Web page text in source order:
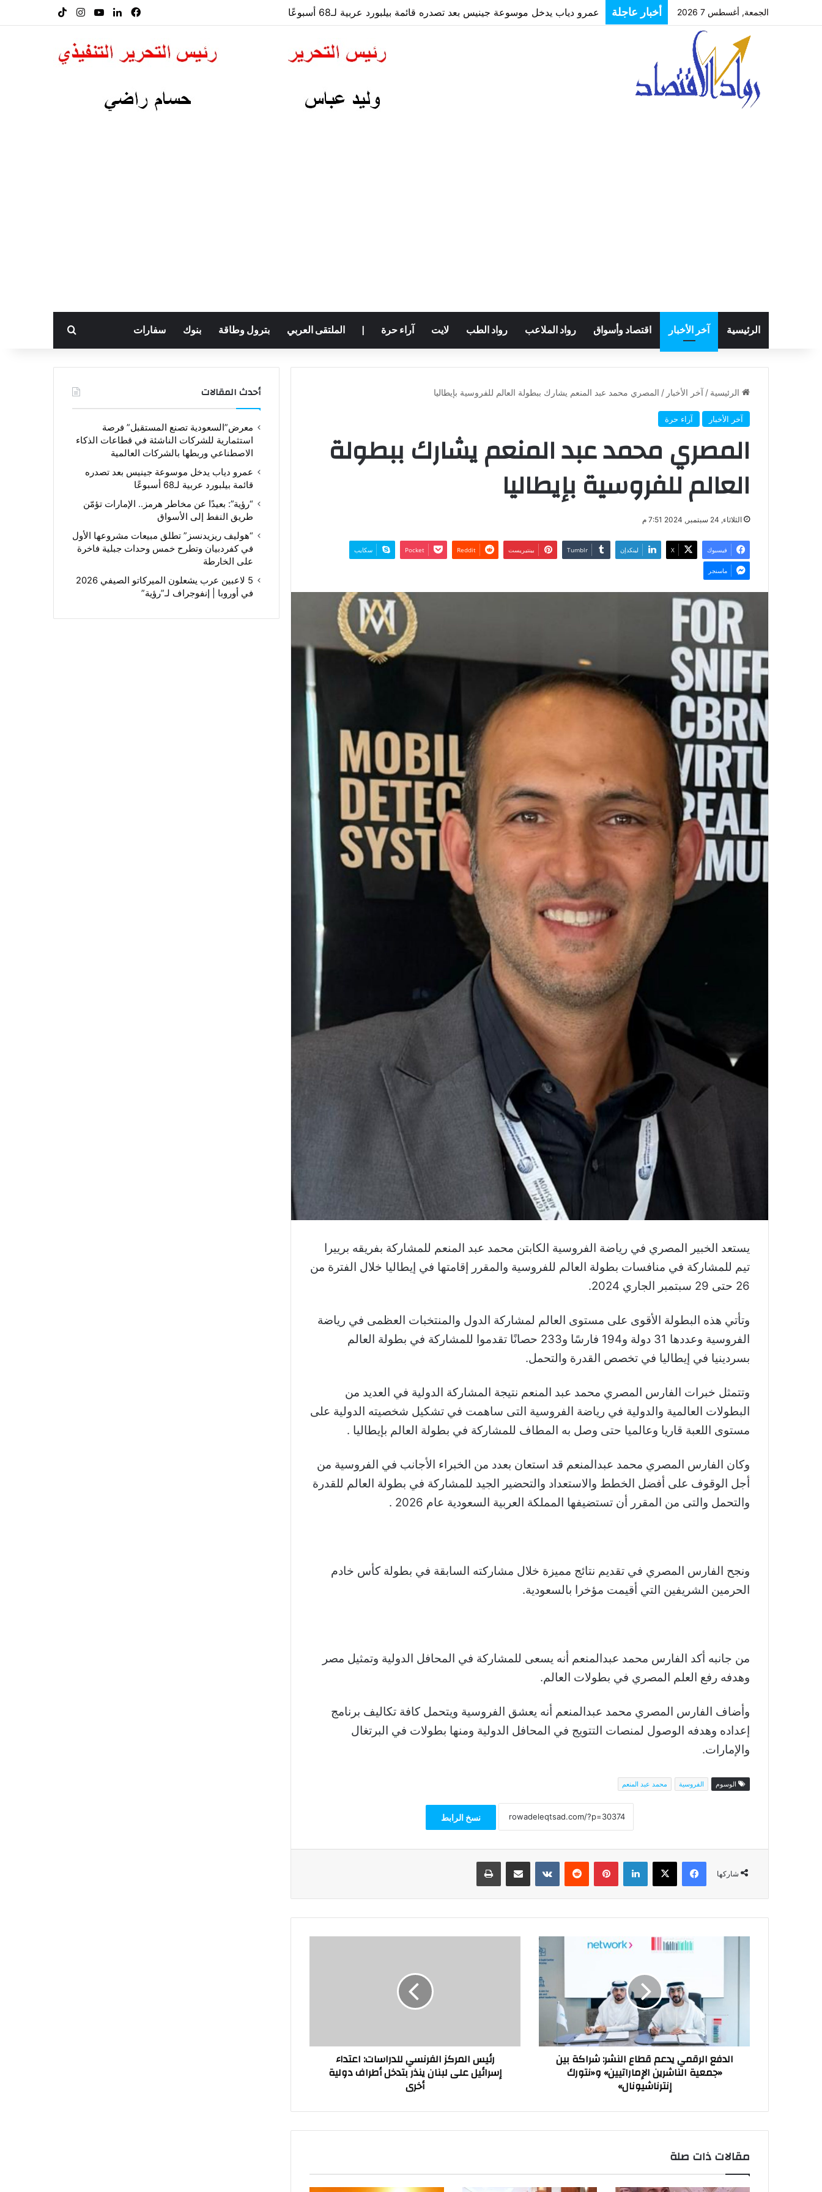
الجمعة, أغسطس 7 2026 أخبار عاجلة
“رؤية”: بعيدًا عن مخاطر هرمز.. الإمارات تؤمّن طريق النفط إلى الأسواق
فيسبوكلينكدإن‫YouTube
انستقرام
الرئيسية آخر الأخبار اقتصاد وأسواق رواد الملاعب رواد الطب لايت آراء حرة الملتقى العربي بترول وطاقة بنوك سفارات بحث عن
الرئيسية / آخر الأخبار / المصري محمد عبد المنعم يشارك ببطولة العالم للفروسية بإيطاليا
آخر الأخبار آراء حرة
المصري محمد عبد المنعم يشارك ببطولة
العالم للفروسية بإيطاليا
الثلاثاء, 24 سبتمبر, 2024 7:51 م
فيسبوك ‫X لينكدإن بينتيريست ‫Pocket سكايب
ماسنجر
يستعد الخبير المصري في رياضة الفروسية الكابتن محمد عبد المنعم للمشاركة بفريقه برييرا
تيم للمشاركة في منافسات بطولة العالم للفروسية والمقرر إقامتها في إيطاليا خلال الفترة من
26 حتى 29 سبتمبر الجاري 2024.
وتأتي هذه البطولة الأقوى على مستوى العالم لمشاركة الدول والمنتخبات العظمى في رياضة
الفروسية وعددها 31 دولة و194 فارسًا و233 حصانًا تقدموا للمشاركة في بطولة العالم
بسردينيا في إيطاليا في تخصص القدرة والتحمل.
وتتمثل خبرات الفارس المصري محمد عبد المنعم نتيجة المشاركة الدولية في العديد من
البطولات العالمية والدولية في رياضة الفروسية التى ساهمت في تشكيل شخصيته الدولية على
مستوى اللعبة قاريا وعالميا حتى وصل به المطاف للمشاركة في بطولة العالم بإيطاليا .
وكان الفارس المصري محمد عبدالمنعم قد استعان بعدد من الخبراء الأجانب في الفروسية من
أجل الوقوف على أفضل الخطط والاستعداد والتحضير الجيد للمشاركة في بطولة العالم للقدرة
والتحمل والتى من المقرر أن تستضيفها المملكة العربية السعودية عام 2026 .
ونجح الفارس المصري في تقديم نتائج مميزة خلال مشاركته السابقة في بطولة كأس خادم
الحرمين الشريفين التي أقيمت مؤخرا بالسعودية.
من جانبه أكد الفارس محمد عبدالمنعم أنه يسعى للمشاركة في المحافل الدولية وتمثيل مصر
وهدفه رفع العلم المصري في بطولات العالم.
وأضاف الفارس المصري محمد عبدالمنعم أنه يعشق الفروسية ويتحمل كافة تكاليف برنامج
إعداده وهدفه الوصول لمنصات التتويج في المحافل الدولية ومنها بطولات في البرتغال
والإمارات.
الوسوم الفروسية محمد عبد المنعم
نسخ الرابط
شاركها
فيسبوك‫X لينكدإن بينتيريست مشاركة عبر البريد طباعة
الناشرين
الإماراتيين»
و«نتورك
الدفع الرقمي يدعم قطاع النشر: شراكة بين
«جمعية الناشرين الإماراتيين» و«نتورك
إنترناشيونال»
ينذر
أطراف
رئيس المركز الفرنسي للدراسات: اعتداء
إسرائيل على لبنان ينذر بتدخل أطراف دولية
أخرى
مقالات ذات صلة
أحدث المقالات
معرض”السعودية تصنع المستقبل” فرصة
استثمارية للشركات الناشئة في قطاعات الذكاء
الاصطناعي وربطها بالشركات العالمية
عمرو دياب يدخل موسوعة جينيس بعد تصدره
قائمة بيلبورد عربية لـ68 أسبوعًا
“رؤية”: بعيدًا عن مخاطر هرمز.. الإمارات تؤمّن
طريق النفط إلى الأسواق
“هوليف ريزيدنسز” تطلق مبيعات مشروعها الأول
في كفردبيان وتطرح خمس وحدات جبلية فاخرة
على الخارطة
5 لاعبين عرب يشعلون الميركاتو الصيفي 2026
في أوروبا | إنفوجراف لـ”رؤية”